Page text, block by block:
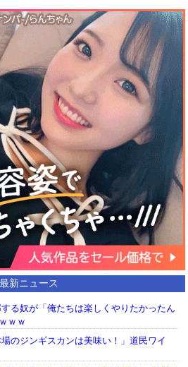
最新ニュース
る奴が「俺たちは楽しくやりたかったん
ｗｗ
のジンギスカンは美味い！」道民ワイ